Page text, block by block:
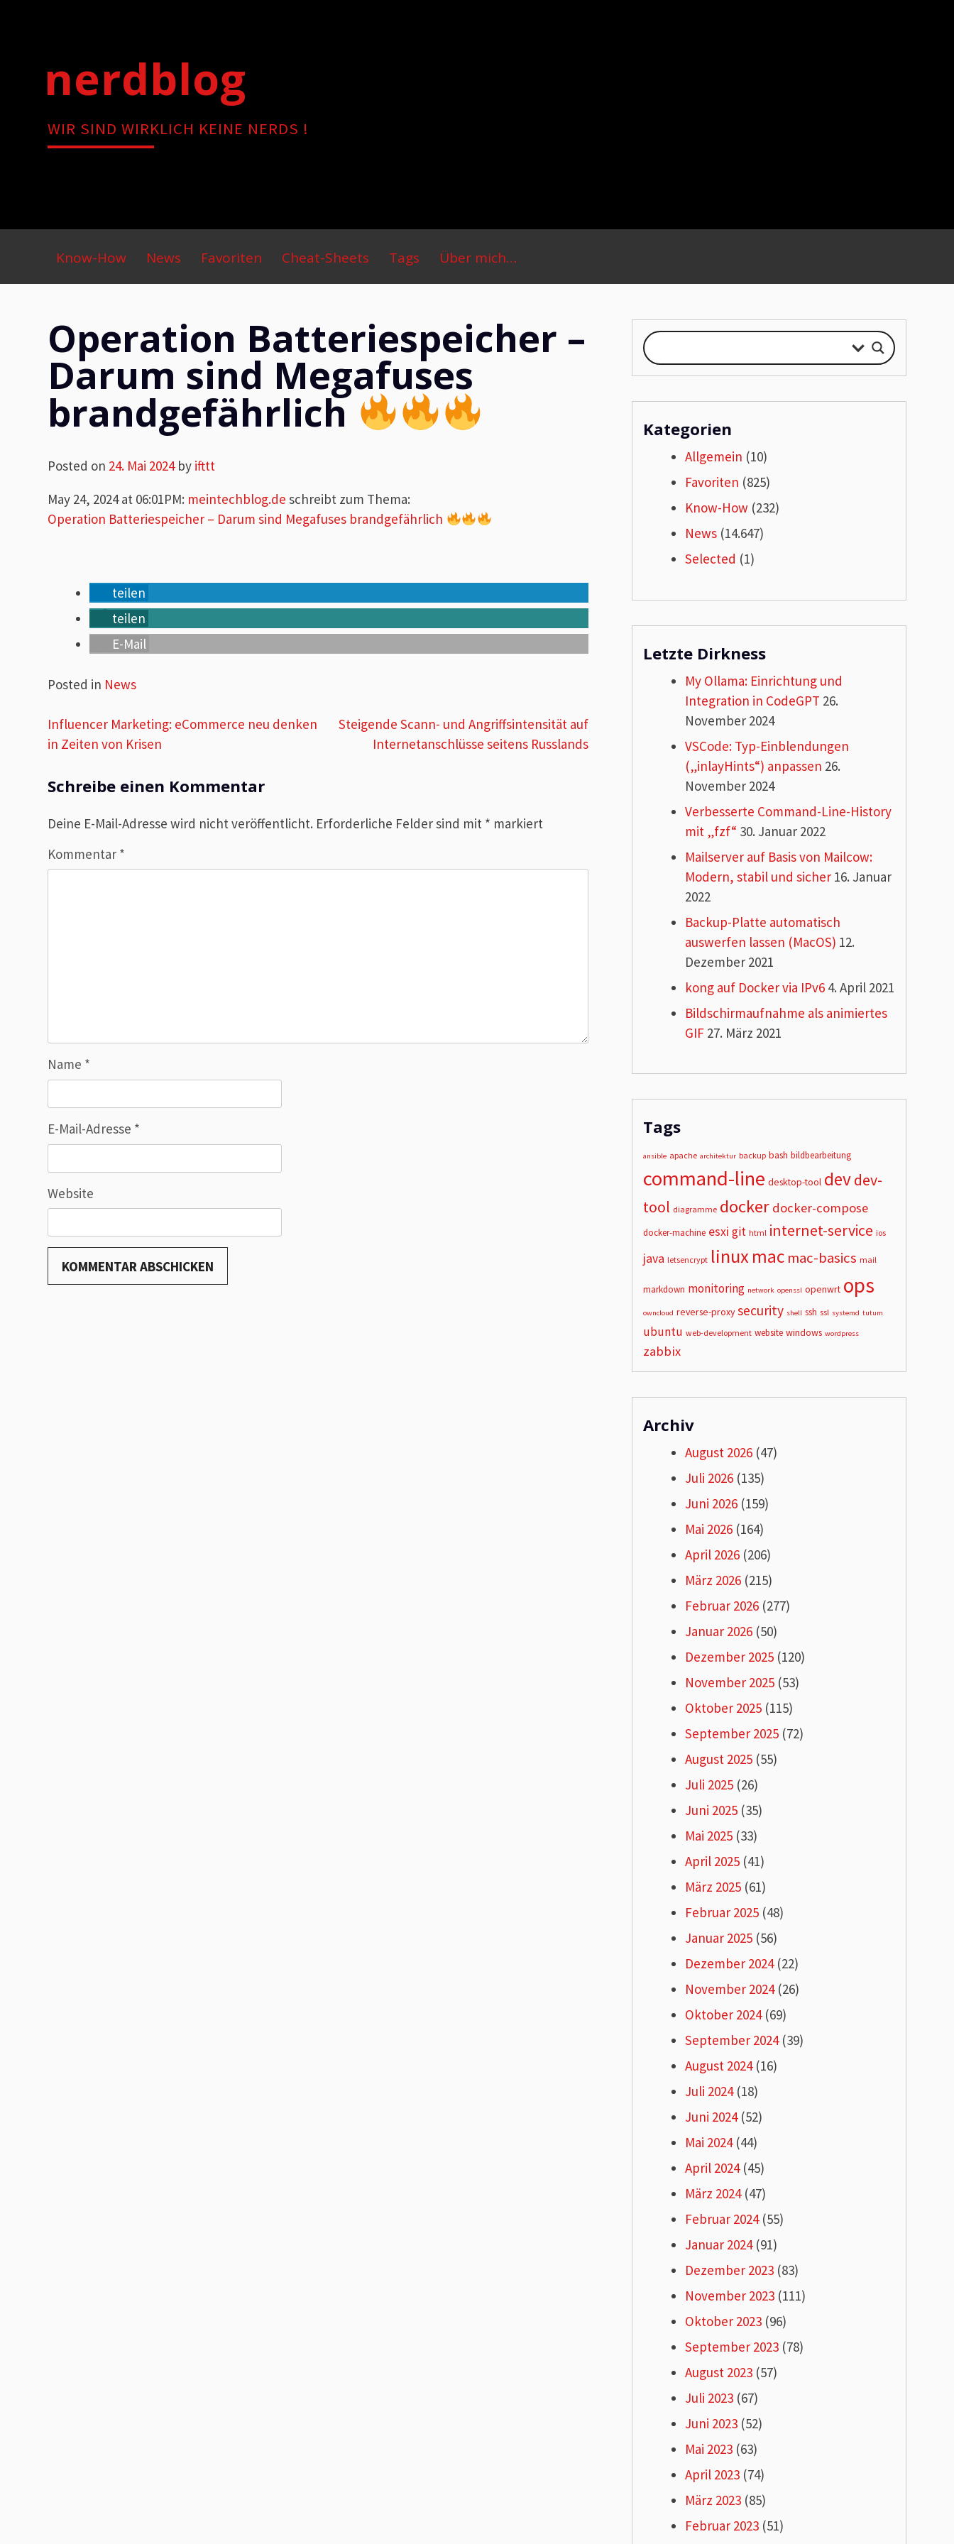
nerdblog
WIR SIND WIRKLICH KEINE NERDS !
Primary
Menu
Know-How News Favoriten Cheat-Sheets Tags Über mich…
Operation Batteriespeicher –
Darum sind Megafuses
brandgefährlich
Posted on 24. Mai 2024by ifttt
May 24, 2024 at 06:01PM: meintechblog.de schreibt zum Thema:
Operation Batteriespeicher – Darum sind Megafuses brandgefährlich
teilen
teilen
E-Mail
Posted in News
Beitragsnavigation
Influencer Marketing: eCommerce neu denken
in Zeiten von Krisen
Steigende Scann- und Angriffsintensität auf
Internetanschlüsse seitens Russlands
Schreibe einen Kommentar
Deine E-Mail-Adresse wird nicht veröffentlicht. Erforderliche Felder sind mit * markiert
Kommentar *
Name *
E-Mail-Adresse *
Website
Kategorien
Allgemein (10)
Favoriten (825)
Know-How (232)
News(14.647)
Selected (1)
Letzte Dirkness
My Ollama: Einrichtung und
Integration in CodeGPT 26.
November 2024
VSCode: Typ-Einblendungen
(„inlayHints“) anpassen 26.
November 2024
Verbesserte Command-Line-History
mit „fzf“ 30. Januar 2022
Mailserver auf Basis von Mailcow:
Modern, stabil und sicher16. Januar
2022
Backup-Platte automatisch
auswerfen lassen (MacOS) 12.
Dezember 2021
kong auf Docker via IPv64. April 2021
Bildschirmaufnahme als animiertes
GIF27. März 2021
Tags
ansible apache architektur backup bash bildbearbeitung
command-line desktop-tool devdev-
tool diagramme docker docker-compose
docker-machine esxi git html internet-service ios
java letsencrypt linuxmac mac-basics mail
markdown monitoring network openssl openwrt ops
owncloud reverse-proxy security shell ssh ssl systemd tutum
ubuntu web-development website windows wordpress
zabbix
Archiv
August 2026(47)
Juli 2026(135)
Juni 2026(159)
Mai 2026(164)
April 2026(206)
März 2026(215)
Februar 2026(277)
Januar 2026(50)
Dezember 2025(120)
November 2025(53)
Oktober 2025(115)
September 2025(72)
August 2025(55)
Juli 2025(26)
Juni 2025(35)
Mai 2025(33)
April 2025(41)
März 2025(61)
Februar 2025(48)
Januar 2025(56)
Dezember 2024(22)
November 2024(26)
Oktober 2024(69)
September 2024(39)
August 2024(16)
Juli 2024(18)
Juni 2024(52)
Mai 2024(44)
April 2024(45)
März 2024(47)
Februar 2024(55)
Januar 2024(91)
Dezember 2023(83)
November 2023(111)
Oktober 2023(96)
September 2023(78)
August 2023(57)
Juli 2023(67)
Juni 2023(52)
Mai 2023(63)
April 2023(74)
März 2023(85)
Februar 2023(51)